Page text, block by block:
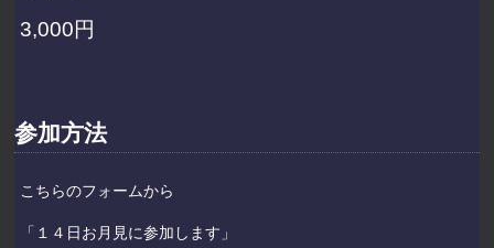
3,000円
参加方法
こちらのフォームから
「１４日お月見に参加します」